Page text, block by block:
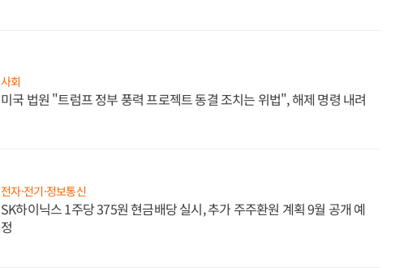
사회
미국 법원 "트럼프 정부 풍력 프로젝트 동결 조치는 위법", 해제 명령 내려
전자·전기·정보통신
SK하이닉스 1주당 375원 현금배당 실시, 추가 주주환원 계획 9월 공개 예
정